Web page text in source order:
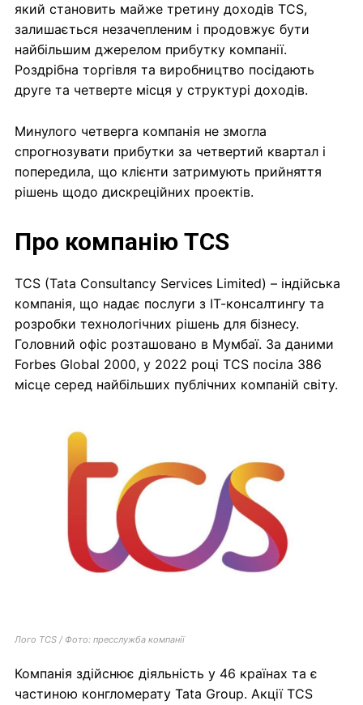
який становить майже третину доходів TCS,
залишається незачепленим і продовжує бути
найбільшим джерелом прибутку компанії.
Роздрібна торгівля та виробництво посідають
друге та четверте місця у структурі доходів.
Минулого четверга компанія не змогла
спрогнозувати прибутки за четвертий квартал і
попередила, що клієнти затримують прийняття
рішень щодо дискреційних проектів.
Про компанію TCS
TCS (Tata Consultancy Services Limited) – індійська
компанія, що надає послуги з ІТ-консалтингу та
розробки технологічних рішень для бізнесу.
Головний офіс розташовано в Мумбаї. За даними
Forbes Global 2000, у 2022 році TCS посіла 386
місце серед найбільших публічних компаній світу.
Лого TCS / Фото: пресслужба компанії
Компанія здійснює діяльність у 46 країнах та є
частиною конгломерату Tata Group. Акції TCS